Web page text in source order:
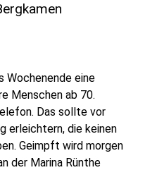
Wochenende eine
Menschen ab 70.
Das sollte vor
erleichtern, die keinen
Geimpft wird morgen
der Marina Rünthe